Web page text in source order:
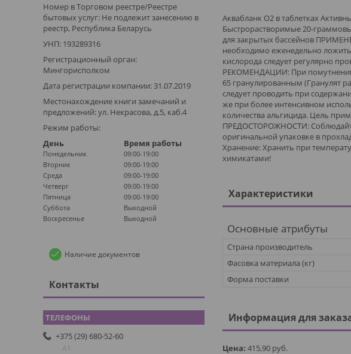
Аквабланк О2 в таблетках
Быстрорастворимые 20-
для закрытых бассейнов
необходимо еженедельно
кислорода следует регулярно
РЕКОМЕНДАЦИИ: При помутнении
65 гранулированным (Гранулят
следует проводить при
же при более интенсивном
количества альгицида. Цель
ПРЕДОСТОРОЖНОСТИ: Соблюдайте
оригинальной упаковке в
Хранение: Хранить при
химикатами!
Характеристики
Основные атрибуты
Страна производитель
Фасовка материала (кг)
Форма поставки
Информация для
Цена: 415,90 руб.
Номер в Торговом реестре/Реестре
бытовых услуг: Не подлежит занесению в
реестр, Республика Беларусь
УНП: 193289316
Регистрационный орган:
Мингорисполком
Дата регистрации компании: 31.07.2019
Местонахождение книги замечаний и
предложений: ул. Некрасова, д.5, каб.4
Режим работы:
День
Время работы
Понедельник
09:00-19:00
Вторник
09:00-19:00
Среда
09:00-19:00
Четверг
09:00-19:00
Пятница
09:00-19:00
Суббота
Выходной
Воскресенье
Выходной
Наличие документов
Контакты
+375 (29) 680-52-60
А1